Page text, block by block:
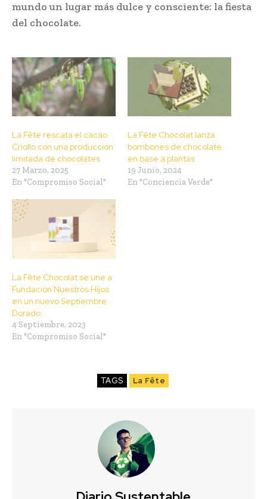
mundo un lugar más dulce y consciente: la fiesta
del chocolate.
La Fête rescata el cacao
Criollo con una producción
limitada de chocolates
27 Marzo, 2025
En "Compromiso Social"
La Fête Chocolat lanza
bombones de chocolate
en base a plantas
19 Junio, 2024
En "Conciencia Verde"
La Fête Chocolat se une a
Fundación Nuestros Hijos
en un nuevo Septiembre
Dorado
4 Septiembre, 2023
En "Compromiso Social"
TAGS La Fête